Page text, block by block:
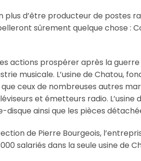
plus d’être producteur de postes
sûrement quelque chose :
actions prospérer après la
musicale. L’usine de Chatou,
que ceux de nombreuses autres
et émetteurs radio.
disque ainsi que les pièces
de Pierre Bourgeois,
salariés dans la seule usine de